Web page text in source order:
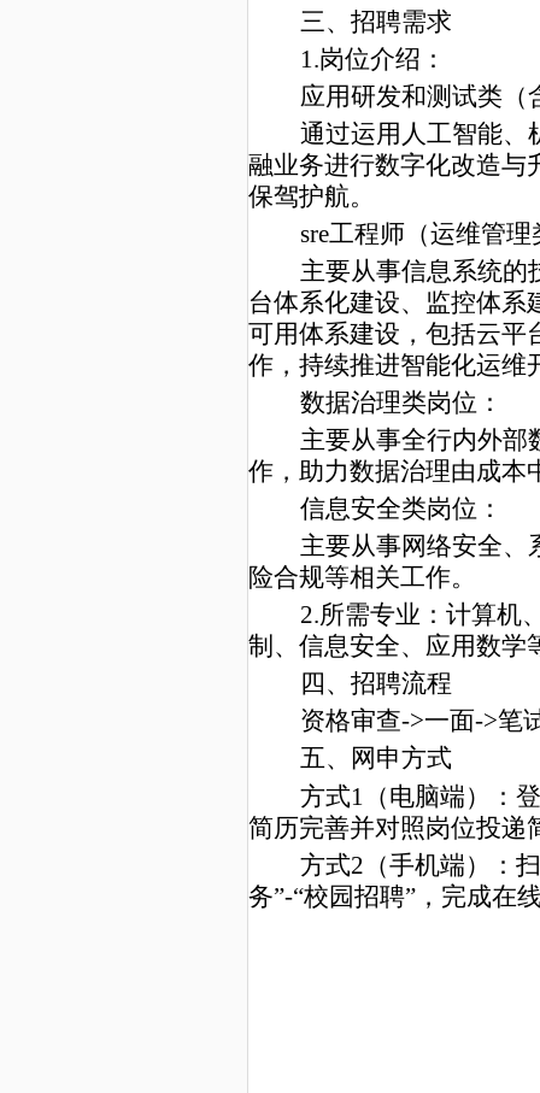
三、招聘需求
1.岗位介绍：
应用研发和测试类（
通过运用人工智能、
融业务进行数字化改造与
保驾护航。
sre工程师（运维管理
主要从事信息系统的
台体系化建设、监控体系
可用体系建设，包括云平
作，持续推进智能化运维
数据治理类岗位 ：
主要从事全行内外部
作，助力数据治理由成本
信息安全类岗位 ：
主要从事网络安全、
险合规等相关工作。
2.所需专业：计算机
制、信息安全、应用数学
四、招聘流程
资格审查->一面->笔
五、网申方式
方式1（电脑端）：
简历完善并对照岗位投递
方式2（手机端）：
务”-“校园招聘”，完成在